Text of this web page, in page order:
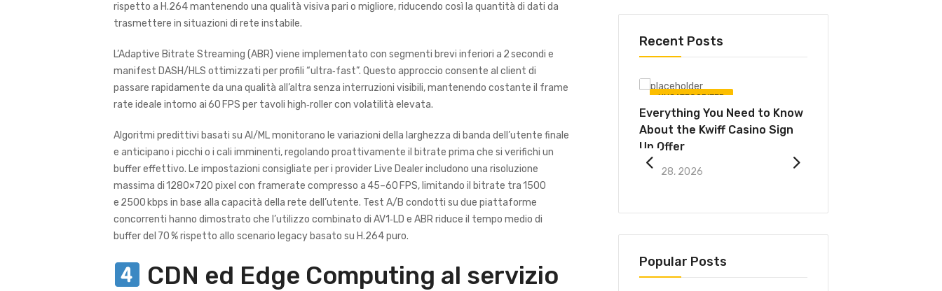
rispetto a H.264 mantenendo una qualità visiva pari o migliore, riducendo così la quantità di dati da
trasmettere in situazioni di rete instabile.
L’Adaptive Bitrate Streaming (ABR) viene implementato con segmenti brevi inferiori a 2 secondi e
manifest DASH/HLS ottimizzati per profili “ultra‑fast”. Questo approccio consente al client di
passare rapidamente da una qualità all’altra senza interruzioni visibili, mantenendo costante il frame
rate ideale intorno ai 60 FPS per tavoli high‑roller con volatilità elevata.
Algoritmi predittivi basati su AI/ML monitorano le variazioni della larghezza di banda dell’utente finale
e anticipano i picchi o i cali imminenti, regolando proattivamente il bitrate prima che si verifichi un
buffer effettivo. Le impostazioni consigliate per i provider Live Dealer includono una risoluzione
massima di 1280×720 pixel con framerate compresso a 45–60 FPS, limitando il bitrate tra 1500
e 2500 kbps in base alla capacità della rete dell’utente. Test A/B condotti su due piattaforme
concorrenti hanno dimostrato che l’utilizzo combinato di AV1‑LD e ABR riduce il tempo medio di
buffer del 70 % rispetto allo scenario legacy basato su H.264 puro.
CDN ed Edge Computing al servizio
Recent Posts
Detail: Was Sie über Angebote
und Promo Codes wissen
sollten
July 27, 2026
UNCATEGORIZED
Everything You Need to Know
About the Kwiff Casino Sign
Up Offer
July 28, 2026
Popular Posts